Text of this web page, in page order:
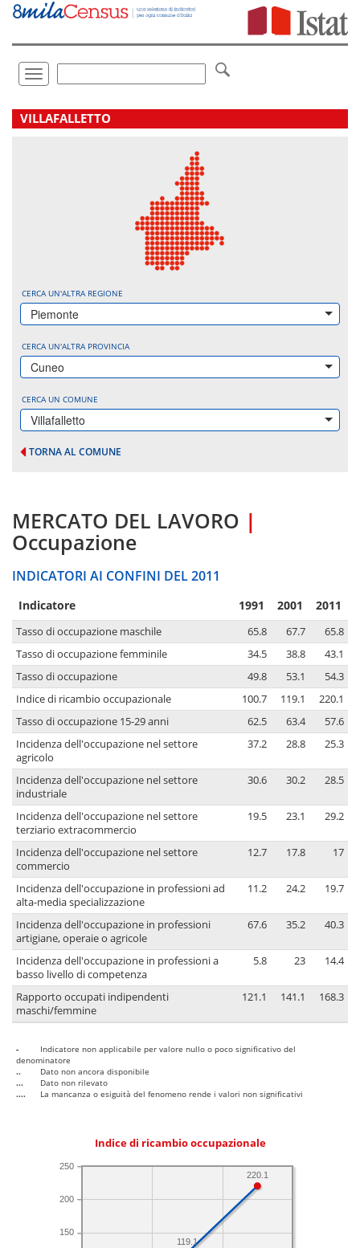
Vai
direttamente
Toggle
navigation
.
VILLAFALLETTO
CERCA UN'ALTRA REGIONE
Piemonte
CERCA UN'ALTRA PROVINCIA
Cuneo
CERCA UN COMUNE
Villafalletto
TORNA AL COMUNE
MERCATO DEL LAVORO |
Occupazione
INDICATORI AI CONFINI DEL 2011
Indicatore 1991 2001 2011
Tasso di occupazione maschile 65.8 67.7
65.8
Tasso di occupazione femminile
34.5 38.8
43.1
Tasso di occupazione
49.8 53.1
54.3
Indice di ricambio occupazionale
100.7 119.1
220.1
Tasso di occupazione 15-29 anni
62.5 63.4
57.6
Incidenza dell'occupazione nel settore
agricolo
37.2 28.8 25.3
Incidenza dell'occupazione nel settore
industriale
30.6 30.2 28.5
Incidenza dell'occupazione nel settore
terziario extracommercio
19.5 23.1 29.2
Incidenza dell'occupazione nel settore
commercio
12.7 17.8 17
Incidenza dell'occupazione in professioni ad
alta-media specializzazione
11.2 24.2 19.7
Incidenza dell'occupazione in professioni
artigiane, operaie o agricole
67.6 35.2 40.3
Incidenza dell'occupazione in professioni a
basso livello di competenza
5.8 23 14.4
Rapporto occupati indipendenti
maschi/femmine
121.1 141.1 168.3
-
Indicatore non applicabile per valore nullo o poco significativo del
denominatore
..
Dato non ancora disponibile
...
Dato non rilevato
....
La mancanza o esiguità del fenomeno rende i valori non significativi
Indice di ricambio occupazionale
150
200
250
220.1
119.1